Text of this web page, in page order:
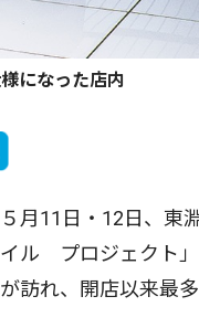
になった店内
月11日・12日、東
ル プロジェクト
訪れ、開店以来最